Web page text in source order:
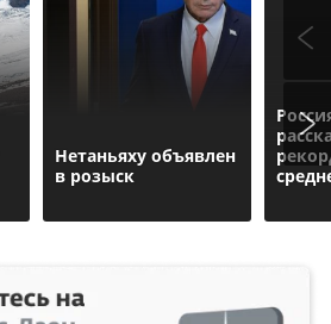
Нетаньяху объявлен
в розыск